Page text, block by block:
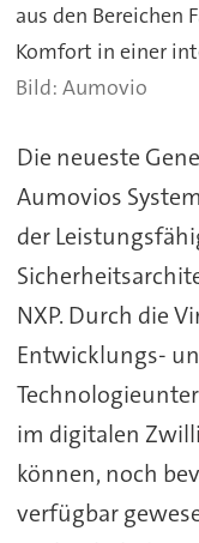
aus den Bereichen
Komfort in einer
Aumovio
Die neueste
Aumovios
der
NXP. Durch die
Entwicklungs-
im digitalen
können, noch
verfügbar